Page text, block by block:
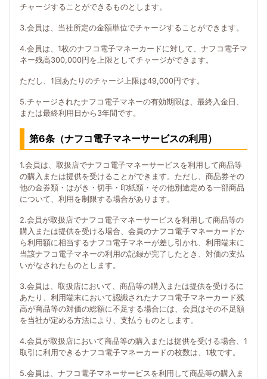
チャージすることができるものとします。
3.会員は、当社所定の金額単位でチャージすることができます。
4.会員は、1枚のナフコ電子マネーカードに対して、ナフコ電子マ
ネー残高300,000円を上限としてチャージができます。
ただし、1回あたりのチャージ上限は49,000円です。
5.チャージされたナフコ電子マネーの有効期限は、最終入金日、
または最終利用日から3年間です。
第6条（ナフコ電子マネーサービスの利用）
1.会員は、取扱店でナフコ電子マネーサービスを利用して商品等
の購入または提供を受けることができます。ただし、商品券その
他の金券類・はがき・切手・印紙類・その他別途定める一部商品
について、利用を制限する場合があります。
2.会員が取扱店でナフコ電子マネーサービスを利用して商品等の
購入または提供を受ける場合、会員のナフコ電子マネーカードか
ら利用額に相当するナフコ電子マネーが差し引かれ、利用端末に
当該ナフコ電子マネーの利用の記録が完了したとき、対価の支払
いがなされたものとします。
3.会員は、取扱店において、商品等の購入または提供を受けるに
あたり、利用端末において認識されたナフコ電子マネーカード残
高が商品等の対価の総額に不足する場合には、会員はその不足額
を当社が定める方法により、支払うものとします。
4.会員が取扱店において商品等の購入または提供を受ける場合、1
取引に利用できるナフコ電子マネーカードの枚数は、1枚です。
5.会員は、ナフコ電子マネーサービスを利用して商品等の購入ま